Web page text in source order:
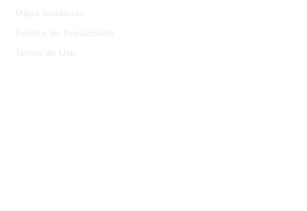
Mãos Solidárias
Política de Privacidade
Termo de Uso